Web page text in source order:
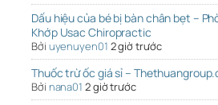
Dấu hiệu của bé bị bàn chân bẹt –
Khớp Usac Chiropractic
Bởi uyenuyen01 2 giờ trước
Thuốc trừ ốc giá sỉ –
Bởi nana01 2 giờ trước